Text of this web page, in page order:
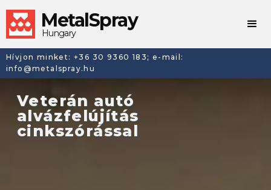
MetalSpray
Hungary
Hívjon minket: +36 30 9360 183; e-mail:
info@metalspray.hu
Veterán autó
alvázfelújítás
cinkszórással